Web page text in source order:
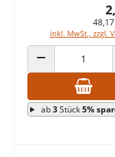
inkl. MwSt., zzgl.
ANZAHL
ab3Stück5%